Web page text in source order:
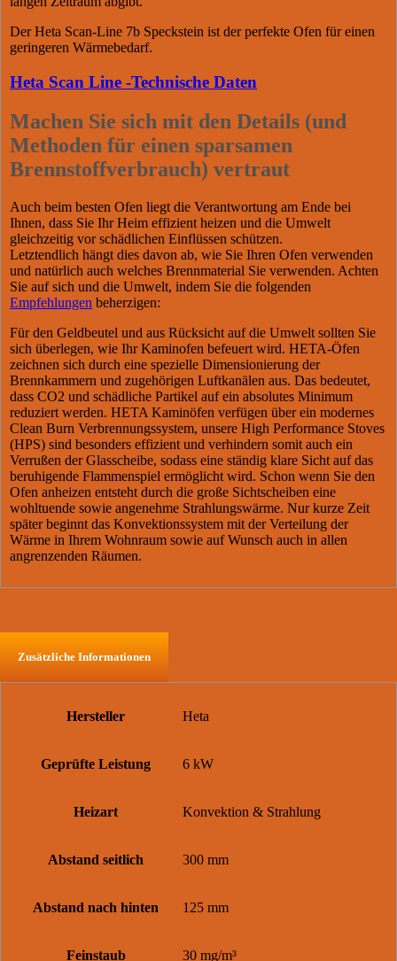
Der Heta Scan-Line 7b Speckstein ist der perfekte Ofen für einen
geringeren Wärmebedarf.
Heta Scan Line -Technische Daten
Machen Sie sich mit den Details (und
Methoden für einen sparsamen
Brennstoffverbrauch) vertraut
Auch beim besten Ofen liegt die Verantwortung am Ende bei
Ihnen, dass Sie Ihr Heim effizient heizen und die Umwelt
gleichzeitig vor schädlichen Einflüssen schützen.
Letztendlich hängt dies davon ab, wie Sie Ihren Ofen verwenden
und natürlich auch welches Brennmaterial Sie verwenden. Achten
Sie auf sich und die Umwelt, indem Sie die folgenden
Empfehlungen beherzigen:
Für den Geldbeutel und aus Rücksicht auf die Umwelt sollten Sie
sich überlegen, wie Ihr Kaminofen befeuert wird. HETA-Öfen
zeichnen sich durch eine spezielle Dimensionierung der
Brennkammern und zugehörigen Luftkanälen aus. Das bedeutet,
dass CO2 und schädliche Partikel auf ein absolutes Minimum
reduziert werden. HETA Kaminöfen verfügen über ein modernes
Clean Burn Verbrennungssystem, unsere High Performance Stoves
(HPS) sind besonders effizient und verhindern somit auch ein
Verrußen der Glasscheibe, sodass eine ständig klare Sicht auf das
beruhigende Flammenspiel ermöglicht wird. Schon wenn Sie den
Ofen anheizen entsteht durch die große Sichtscheiben eine
wohltuende sowie angenehme Strahlungswärme. Nur kurze Zeit
später beginnt das Konvektionssystem mit der Verteilung der
Wärme in Ihrem Wohnraum sowie auf Wunsch auch in allen
angrenzenden Räumen.
Zusätzliche Informationen
Hersteller Heta
Geprüfte Leistung 6 kW
Heizart Konvektion & Strahlung
Abstand seitlich 300 mm
Abstand nach hinten 125 mm
Feinstaub 30 mg/m³